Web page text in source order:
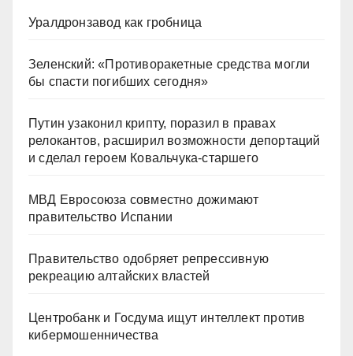
Уралдронзавод как гробница
Зеленский: «Противоракетные средства могли
бы спасти погибших сегодня»
Путин узаконил крипту, поразил в правах
релокантов, расширил возможности депортаций
и сделал героем Ковальчука-старшего
МВД Евросоюза совместно дожимают
правительство Испании
Правительство одобряет репрессивную
рекреацию алтайских властей
Центробанк и Госдума ищут интеллект против
кибермошенничества